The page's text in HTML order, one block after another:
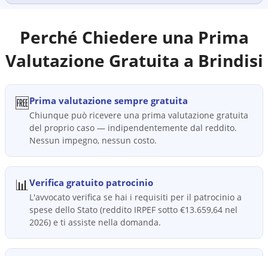
Perché Chiedere una Prima
Valutazione Gratuita a Brindisi
🆓Prima valutazione sempre gratuita
Chiunque può ricevere una prima valutazione gratuita
del proprio caso — indipendentemente dal reddito.
Nessun impegno, nessun costo.
📊Verifica gratuito patrocinio
L'avvocato verifica se hai i requisiti per il patrocinio a
spese dello Stato (reddito IRPEF sotto €13.659,64 nel
2026) e ti assiste nella domanda.